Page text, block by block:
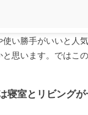
い勝手がいいと人
思います。ではこ
寝室とリビングが